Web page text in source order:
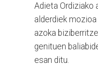
Adieta Ordiziako
alderdiek
azoka
genituen
esan ditu.